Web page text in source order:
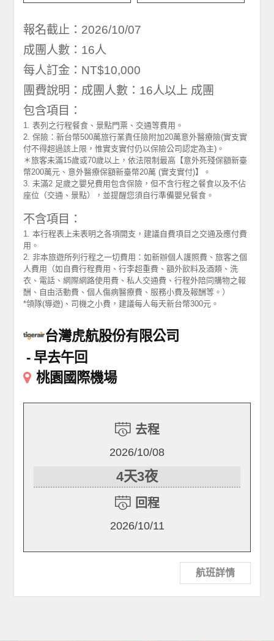
報名截止：2026/10/07
成團人數：16人
每人訂金：NT$10,000
團費說明：成團人數：16人以上 成團
包含項目：
1. 表列之行程餐食、景點門票、交通等費用。
2. 保險：新台幣500萬旅行業責任險附加20萬意外醫療險(實支實
付不得超過該上限，惟實支實付仍以保險公司認定為主)。
＊旅客未滿15歲或70歲以上，依法限制最高【意外死殘保額新臺
幣200萬元、意外醫療保額新臺幣20萬 (實支實付)】。
3. 未滿2 足歲之嬰兒費用包含保險，但不含行程之餐食以及不佔
座位（交通、景點），並提醒您須自行準備嬰兒餐食。
不含項目：
1. 本行程表上未表明之各項開支，建議自費項目之交通及應付費
用。
2. 非本旅遊所列行程之一切費用：如新辦個人護照費、旅客之個
人費用（如自費行程費用、行李超重費、額外飲料及酒類、洗
衣、電話、網際網路使用費、私人交通費、行程外陪同購物之報
酬、自由活動費、個人傷病醫療費、服務小費及報酬等。）
*領隊(導遊)、司機之小費，建議每人每天新台幣300元。
台灣虎航股份有限公司
早去午回
桃園國際機場
去程
2026/10/08
4天3夜
回程
2026/10/11
航班詳情